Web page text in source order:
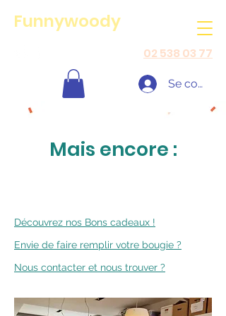
Funnywoody
02 538 03 77
Se
Mais encore :
Découvrez nos Bons cadeaux !
Envie de faire remplir votre bougie ?
Nous contacter et nous trouver ?